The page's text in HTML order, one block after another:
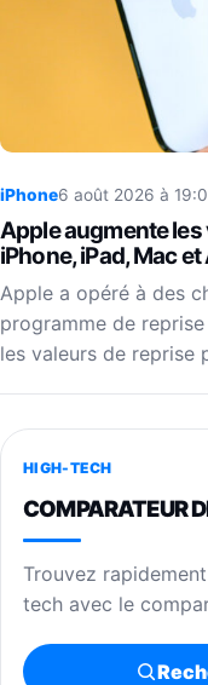
iPhone6 août 2026 à
Apple augmente
iPhone, iPad, Mac
Apple a opéré à des
programme de
les valeurs de
HIGH-TECH
COMPARATEUR
Trouvez
tech avec le